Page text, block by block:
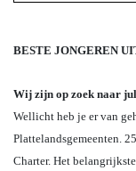
BESTE JONGEREN
Wij zijn op zoek naar
Wellicht heb je er van
Plattelandsgemeenten.
Charter. Het